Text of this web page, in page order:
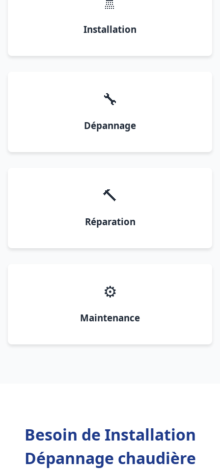
Installation
🔧
Dépannage
🔨
Réparation
⚙️
Maintenance
Besoin de Installation
Dépannage chaudière